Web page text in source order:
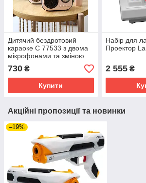
Дитячий бездротовий
караоке C 77533 з двома
мікрофонами та зміною
голосу (Bluetooth,
акумулятор)
730 ₴
Купити
Набір для
Проектор
2 555₴
Акційні пропозиції та новинки
–19%